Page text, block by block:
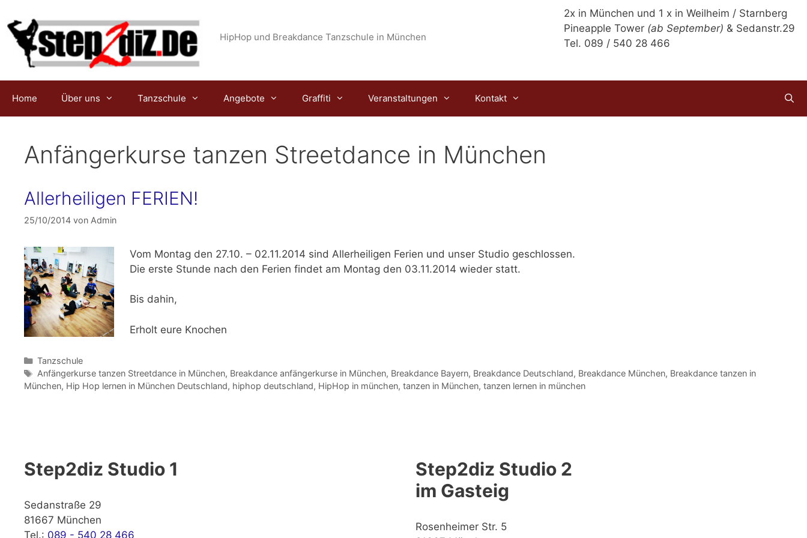
Inhalt
springen
2x in München und 1 x in Weilheim / Starnberg
Pineapple Tower (ab September) & Sedanstr.29
Tel. 089 / 540 28 466
HipHop und Breakdance Tanzschule in München
Home Über uns Tanzschule Angebote Graffiti Veranstaltungen Kontakt
Anfängerkurse tanzen Streetdance in München
Allerheiligen FERIEN!
25/10/2014 von Admin
Vom Montag den 27.10. – 02.11.2014 sind Allerheiligen Ferien und unser Studio geschlossen.
Die erste Stunde nach den Ferien findet am Montag den 03.11.2014 wieder statt.
Bis dahin,
Erholt eure Knochen
Kategorien
Tanzschule
Schlagwörter
Anfängerkurse tanzen Streetdance in München, Breakdance anfängerkurse in München, Breakdance Bayern, Breakdance Deutschland, Breakdance München, Breakdance tanzen in
München, Hip Hop lernen in München Deutschland, hiphop deutschland, HipHop in münchen, tanzen in München, tanzen lernen in münchen
Step2diz Studio 1
Sedanstraße 29
81667 München
Tel.: 089 - 540 28 466
Step2diz Studio 2
im Gasteig
Rosenheimer Str. 5